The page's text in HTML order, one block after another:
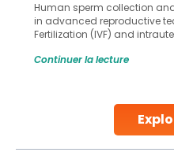
Human sperm collection
in advanced reproductive
Fertilization (IVF) and
challenges and help
collected, they process the
Continuer la lecture